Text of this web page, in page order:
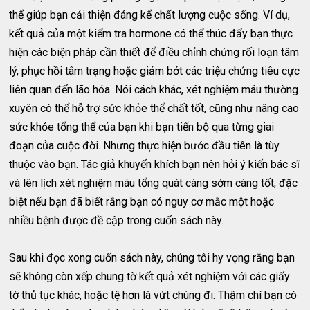
thể giúp bạn cải thiện đáng kể chất lượng cuộc sống. Ví dụ,
kết quả của một kiểm tra hormone có thể thúc đẩy bạn thực
hiện các biện pháp cần thiết để điều chỉnh chứng rối loạn tâm
lý, phục hồi tâm trạng hoặc giảm bớt các triệu chứng tiêu cực
liên quan đến lão hóa. Nói cách khác, xét nghiệm máu thường
xuyên có thể hỗ trợ sức khỏe thể chất tốt, cũng như nâng cao
sức khỏe tổng thể của bạn khi bạn tiến bộ qua từng giai
đoạn của cuộc đời. Nhưng thực hiện bước đầu tiên là tùy
thuộc vào bạn. Tác giả khuyến khích bạn nên hỏi ý kiến bác sĩ
và lên lịch xét nghiệm máu tổng quát càng sớm càng tốt, đặc
biệt nếu bạn đã biết rằng bạn có nguy cơ mắc một hoặc
nhiều bệnh được đề cập trong cuốn sách này.
Sau khi đọc xong cuốn sách này, chúng tôi hy vọng rằng bạn
sẽ không còn xếp chung tờ kết quả xét nghiệm với các giấy
tờ thủ tục khác, hoặc tệ hơn là vứt chúng đi. Thậm chí bạn có